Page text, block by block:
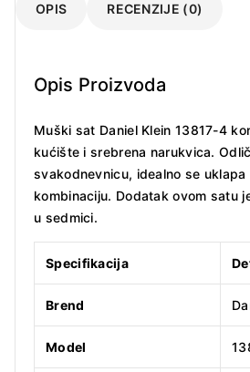
OPIS RECENZIJE (0)
Opis Proizvoda
Muški sat Daniel Klein 13817-4
kućište i srebrena narukvica.
svakodnevnicu, idealno se
kombinaciju. Dodatak ovom satu
u sedmici.
Specifikacija
Brend
Model